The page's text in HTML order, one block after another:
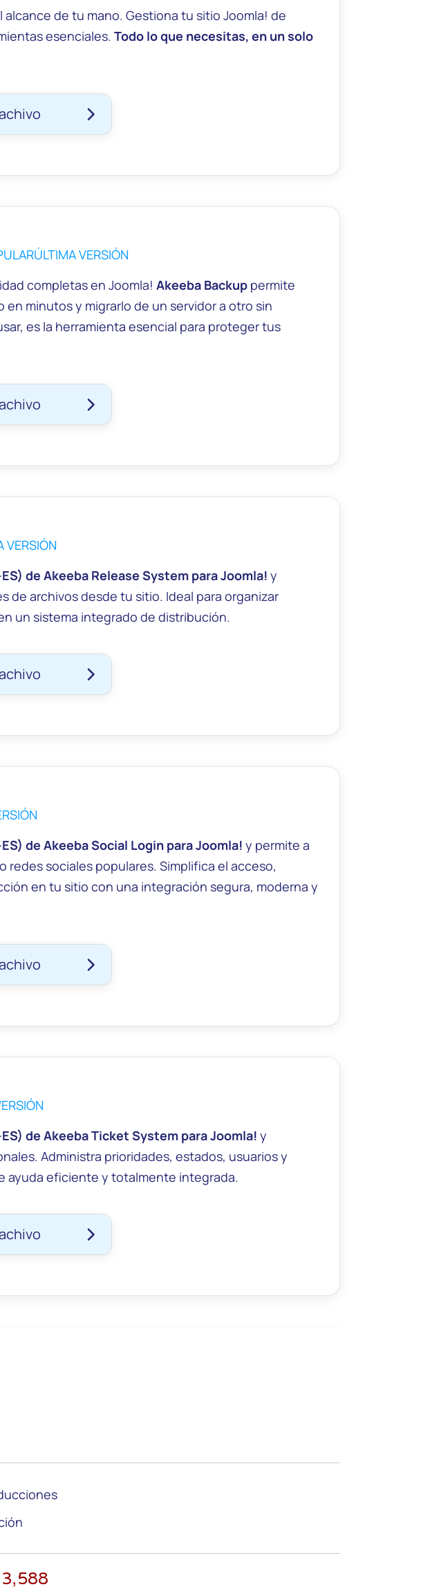
alcance de tu mano. Gestiona tu sitio Joomla! de
esenciales. Todo lo que necesitas, en un solo
ÚLTIMA VERSIÓN
completas en Joomla! Akeeba Backup permite
minutos y migrarlo de un servidor a otro sin
es la herramienta esencial para proteger tus
VERSIÓN
de Akeeba Release System para Joomla! y
de archivos desde tu sitio. Ideal para organizar
un sistema integrado de distribución.
de Akeeba Social Login para Joomla! y permite a
redes sociales populares. Simplifica el acceso,
en tu sitio con una integración segura, moderna y
de Akeeba Ticket System para Joomla! y
Administra prioridades, estados, usuarios y
ayuda eficiente y totalmente integrada.
3,588